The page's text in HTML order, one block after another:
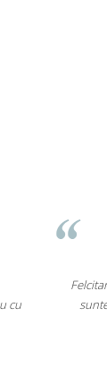
Felcitari
sunteti cei